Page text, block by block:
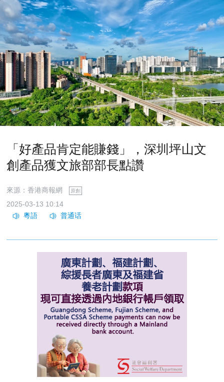
「好產品肯定能賺錢」，深圳坪山文
創產品獲文旅部部長點讚
來源：香港商報網 原創
2025-03-13 10:14